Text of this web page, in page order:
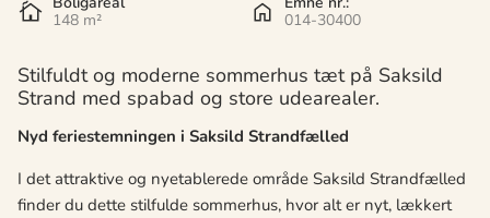
148 m²
014-30400
Stilfuldt og moderne sommerhus tæt på Saksild
Strand med spabad og store udearealer.
Nyd feriestemningen i Saksild Strandfælled
I det attraktive og nyetablerede område Saksild Strandfælled
finder du dette stilfulde sommerhus, hvor alt er nyt, lækkert